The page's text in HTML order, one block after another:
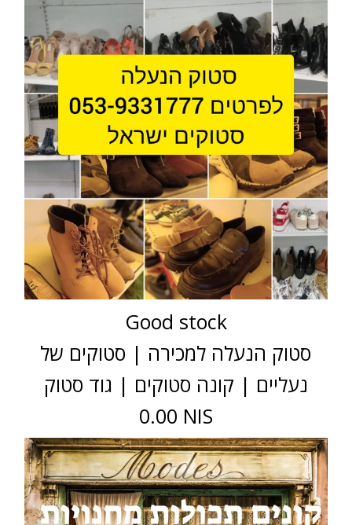
Good stock
סטוק הנעלה למכירה | סטוקים של
נעליים | קונה סטוקים | גוד סטוק
0.00 NIS